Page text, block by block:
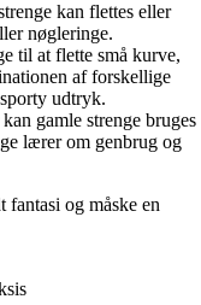
kan flettes eller
nøgleringe.
til at flette små kurve,
af forskellige
udtryk.
gamle strenge bruges
lærer om genbrug og
og måske en